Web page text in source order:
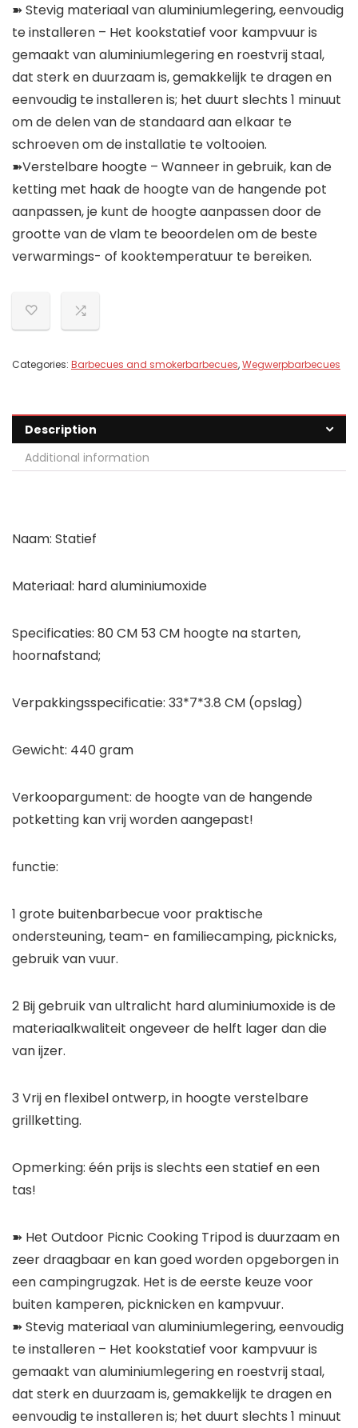
➽ Stevig materiaal van aluminiumlegering, eenvoudig
te installeren – Het kookstatief voor kampvuur is
gemaakt van aluminiumlegering en roestvrij staal,
dat sterk en duurzaam is, gemakkelijk te dragen en
eenvoudig te installeren is; het duurt slechts 1 minuut
om de delen van de standaard aan elkaar te
schroeven om de installatie te voltooien.
➽Verstelbare hoogte – Wanneer in gebruik, kan de
ketting met haak de hoogte van de hangende pot
aanpassen, je kunt de hoogte aanpassen door de
grootte van de vlam te beoordelen om de beste
verwarmings- of kooktemperatuur te bereiken.
Categories: Barbecues and smokerbarbecues,Wegwerpbarbecues
Description
Additional information
Naam: Statief
Materiaal: hard aluminiumoxide
Specificaties: 80 CM 53 CM hoogte na starten,
hoornafstand;
Verpakkingsspecificatie: 33*7*3.8 CM (opslag)
Gewicht: 440 gram
Verkoopargument: de hoogte van de hangende
potketting kan vrij worden aangepast!
functie:
1 grote buitenbarbecue voor praktische
ondersteuning, team- en familiecamping, picknicks,
gebruik van vuur.
2 Bij gebruik van ultralicht hard aluminiumoxide is de
materiaalkwaliteit ongeveer de helft lager dan die
van ijzer.
3 Vrij en flexibel ontwerp, in hoogte verstelbare
grillketting.
Opmerking: één prijs is slechts een statief en een
tas!
➽ Het Outdoor Picnic Cooking Tripod is duurzaam en
zeer draagbaar en kan goed worden opgeborgen in
een campingrugzak. Het is de eerste keuze voor
buiten kamperen, picknicken en kampvuur.
➽ Stevig materiaal van aluminiumlegering, eenvoudig
te installeren – Het kookstatief voor kampvuur is
gemaakt van aluminiumlegering en roestvrij staal,
dat sterk en duurzaam is, gemakkelijk te dragen en
eenvoudig te installeren is; het duurt slechts 1 minuut